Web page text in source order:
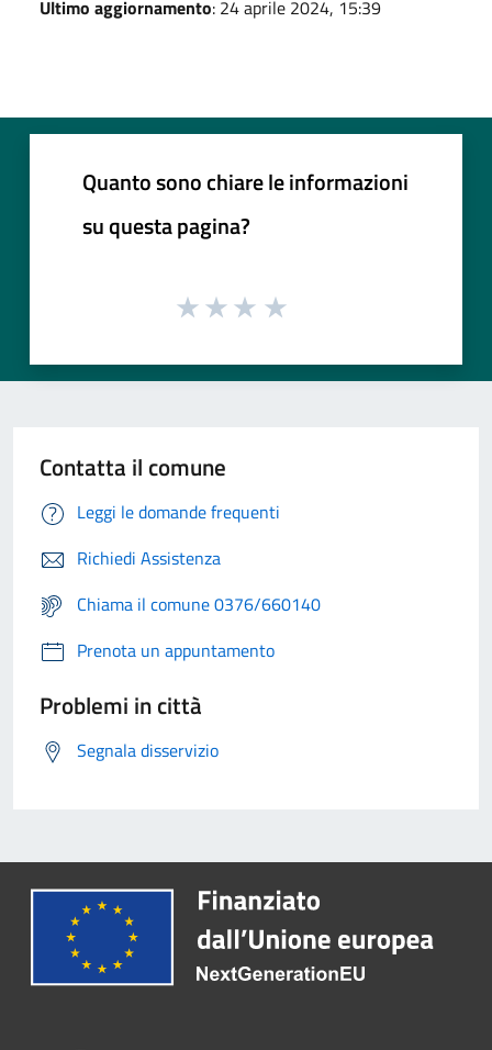
Ultimo aggiornamento: 24 aprile 2024, 15:39
Quanto sono chiare le informazioni
su questa pagina?
Contatta il comune
Leggi le domande frequenti
Richiedi Assistenza
Chiama il comune 0376/660140
Prenota un appuntamento
Problemi in città
Segnala disservizio